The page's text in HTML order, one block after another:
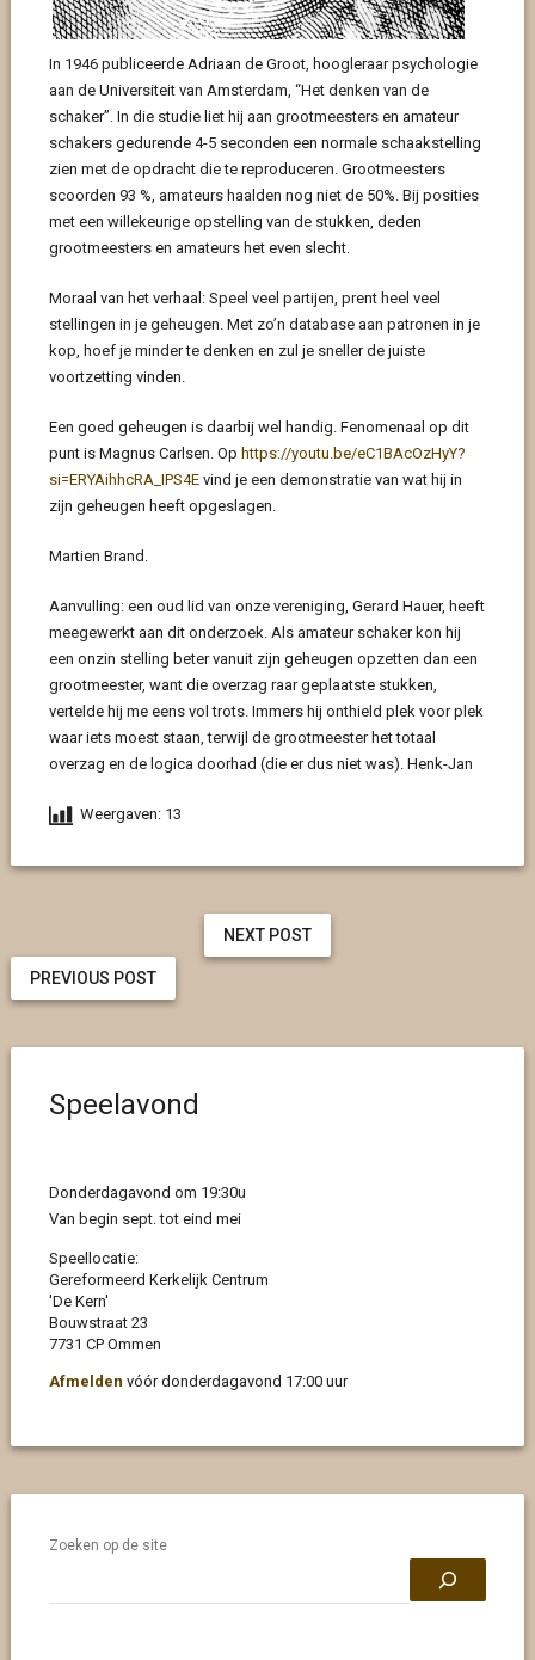
In 1946 publiceerde Adriaan de Groot, hoogleraar psychologie
aan de Universiteit van Amsterdam, “Het denken van de
schaker”. In die studie liet hij aan grootmeesters en amateur
schakers gedurende 4-5 seconden een normale schaakstelling
zien met de opdracht die te reproduceren. Grootmeesters
scoorden 93 %, amateurs haalden nog niet de 50%. Bij posities
met een willekeurige opstelling van de stukken, deden
grootmeesters en amateurs het even slecht.
Moraal van het verhaal: Speel veel partijen, prent heel veel
stellingen in je geheugen. Met zo’n database aan patronen in je
kop, hoef je minder te denken en zul je sneller de juiste
voortzetting vinden.
Een goed geheugen is daarbij wel handig. Fenomenaal op dit
punt is Magnus Carlsen. Op https://youtu.be/eC1BAcOzHyY?
si=ERYAihhcRA_IPS4E vind je een demonstratie van wat hij in
zijn geheugen heeft opgeslagen.
Martien Brand.
Aanvulling: een oud lid van onze vereniging, Gerard Hauer, heeft
meegewerkt aan dit onderzoek. Als amateur schaker kon hij
een onzin stelling beter vanuit zijn geheugen opzetten dan een
grootmeester, want die overzag raar geplaatste stukken,
vertelde hij me eens vol trots. Immers hij onthield plek voor plek
waar iets moest staan, terwijl de grootmeester het totaal
overzag en de logica doorhad (die er dus niet was). Henk-Jan
Weergaven: 13
NEXT POST
PREVIOUS POST
Speelavond
Donderdagavond om 19:30u
Van begin sept. tot eind mei
Speellocatie:
Gereformeerd Kerkelijk Centrum
'De Kern'
Bouwstraat 23
7731 CP Ommen
Afmelden vóór donderdagavond 17:00 uur
Zoeken op de site